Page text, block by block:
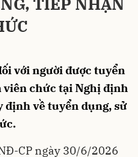
với người được tuyển
viên chức tại Nghị định
định về tuyển dụng, sử
CP ngày 30/6/2026
Hủy Gửi